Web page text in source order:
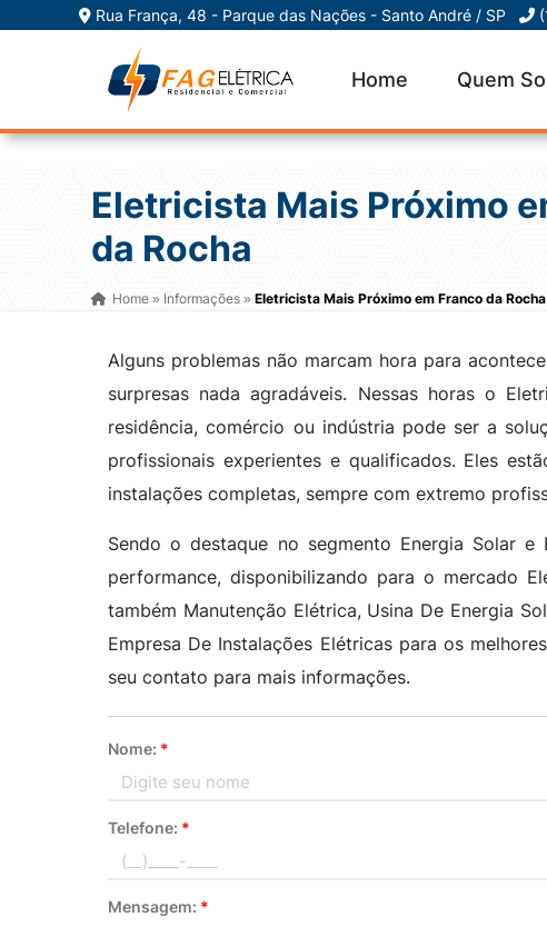
Rua França, 48 - Parque das Nações - Santo André / SP
Home Quem
Eletricista Mais Próximo
da Rocha
Home » Informações » Eletricista Mais Próximo em Franco da Rocha
Alguns problemas não marcam hora para
surpresas nada agradáveis. Nessas horas o
residência, comércio ou indústria pode ser a
profissionais experientes e qualificados. Eles
instalações completas, sempre com extremo
Sendo o destaque no segmento Energia Solar
performance, disponibilizando para o mercado
também Manutenção Elétrica, Usina De Energia
Empresa De Instalações Elétricas para os
seu contato para mais informações.
Nome: *
Telefone: *
Mensagem: *